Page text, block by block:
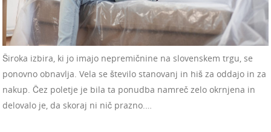
Široka izbira, ki jo imajo nepremičnine na slovenskem trgu, se
ponovno obnavlja. Vela se število stanovanj in hiš za oddajo in za
nakup. Čez poletje je bila ta ponudba namreč zelo okrnjena in
delovalo je, da skoraj ni nič prazno.…